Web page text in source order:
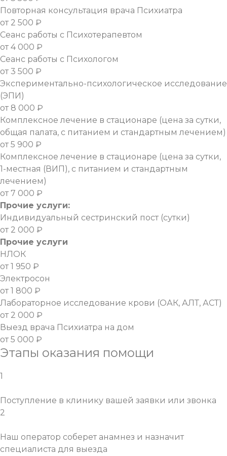
Повторная консультация врача Психиатра
от 2 500 ₽
Сеанс работы с Психотерапевтом
от 4 000 ₽
Сеанс работы с Психологом
от 3 500 ₽
Экспериментально-психологическое исследование
(ЭПИ)
от 8 000 ₽
Комплексное лечение в стационаре (цена за сутки,
общая палата, с питанием и стандартным лечением)
от 5 900 ₽
Комплексное лечение в стационаре (цена за сутки,
1-местная (ВИП), с питанием и стандартным
лечением)
от 7 000 ₽
Прочие услуги:
Индивидуальный сестринский пост (сутки)
от 2 000 ₽
Прочие услуги
НЛОК
от 1 950 ₽
Электросон
от 1 800 ₽
Лабораторное исследование крови (ОАК, АЛТ, АСТ)
от 2 000 ₽
Выезд врача Психиатра на дом
от 5 000 ₽
Этапы оказания помощи
1
Поступление в клинику вашей заявки или звонка
2
Наш оператор соберет анамнез и назначит
специалиста для выезда